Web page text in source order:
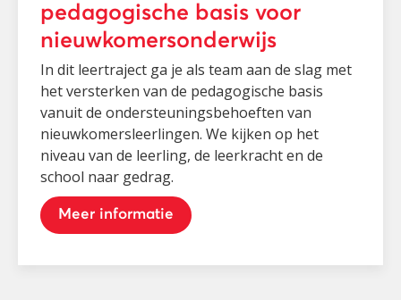
pedagogische basis voor
nieuwkomersonderwijs
In dit leertraject ga je als team aan de slag met
het versterken van de pedagogische basis
vanuit de ondersteuningsbehoeften van
nieuwkomersleerlingen. We kijken op het
niveau van de leerling, de leerkracht en de
school naar gedrag.
Meer informatie